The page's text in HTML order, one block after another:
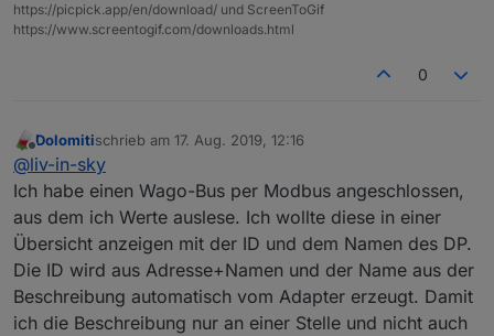
var htmlString ="<table><tr><td>NAME&ensp;
  counter = counter+1
var devicename =
var ip = ip.replace(/ping.0.raspberry3./
// log(id + " : " + devicename + " : " +
   var devicenameName=devicename;
createState(devicename, 'empty', {
https://picpick.app/en/download/ und ScreenToGif
https://www.screentogif.com/downloads.html
0
Offline
Dolomitischrieb am 17. Aug. 2019, 12:16
zuletzt editiert von
@liv-in-sky
Ich habe einen Wago-Bus per Modbus angeschlossen,
aus dem ich Werte auslese. Ich wollte diese in einer
Übersicht anzeigen mit der ID und dem Namen des DP.
Die ID wird aus Adresse+Namen und der Name aus der
Beschreibung automatisch vom Adapter erzeugt. Damit
ich die Beschreibung nur an einer Stelle und nicht auch